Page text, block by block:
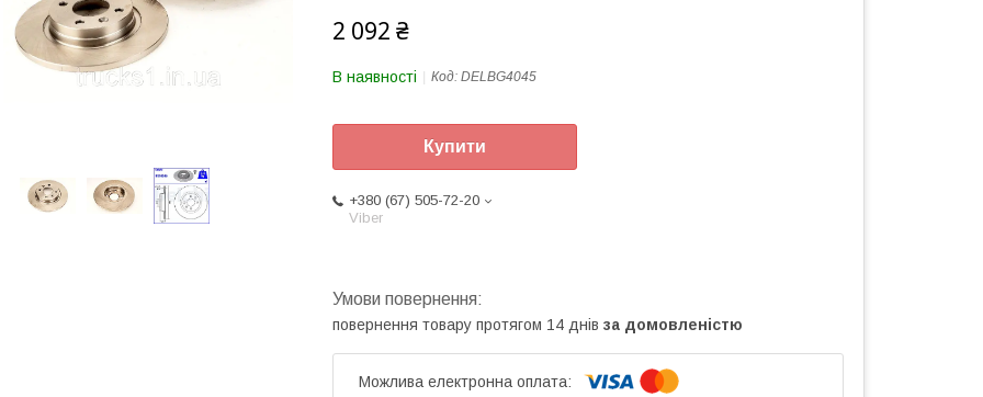
2 092 ₴
В наявності Код: DELBG4045
Купити
+380 (67) 505-72-20
Viber
повернення товару протягом 14 днів за домовленістю